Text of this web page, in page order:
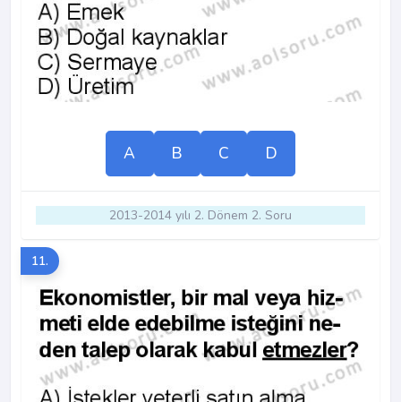
A B C D
2013-2014 yılı 2. Dönem 2. Soru
11.